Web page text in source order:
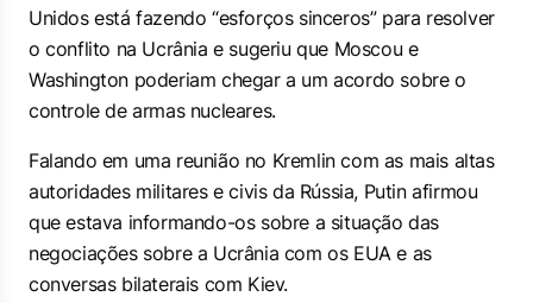
Unidos está fazendo “esforços sinceros” para resolver
o conflito na Ucrânia e sugeriu que Moscou e
Washington poderiam chegar a um acordo sobre o
controle de armas nucleares.
Falando em uma reunião no Kremlin com as mais altas
autoridades militares e civis da Rússia, Putin afirmou
que estava informando-os sobre a situação das
negociações sobre a Ucrânia com os EUA e as
conversas bilaterais com Kiev.